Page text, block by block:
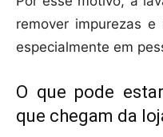
remover impurezas e
especialmente em
O que pode
que chegam da